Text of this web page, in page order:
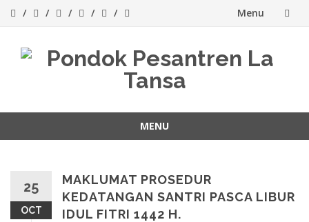
Menu
MENU
25
OCT
MAKLUMAT PROSEDUR
KEDATANGAN SANTRI PASCA LIBUR
IDUL FITRI 1442 H.